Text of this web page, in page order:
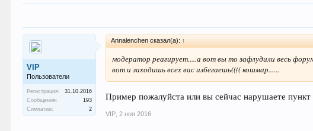
VIP
Пользователи
Регистрация:
31.10.2016
Сообщения:
193
Симпатии:
2
Annalenchen сказал(а): ↑
модератор реагирует.....а вот вы то зафлудили весь
вот и заходишь всех вас избегаешь(((( кошмар......
Пример пожалуйста или вы сейчас нарушаете пункт
VIP 2 ноя 2016